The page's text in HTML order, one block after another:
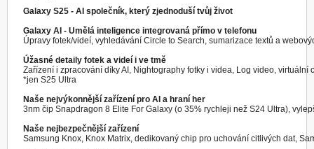
Galaxy S25 - AI společník, který zjednoduší tvůj život
Úpravy fotek/videí, vyhledávání Circle to Search, sumarizace textů a
Úžasné detaily fotek a videí i ve tmě
Zařízení i zpracování díky AI, Nightography fotky i videa, Log video,
*jen S25 Ultra
Naše nejvýkonnější zařízení pro AI a hraní her
3nm čip Snapdragon 8 Elite For Galaxy (o 35% rychleji než S24 Ultra),
Naše nejbezpečnější zařízení
Samsung Knox, Knox Matrix, dedikovaný chip pro uchování citlivých dat,